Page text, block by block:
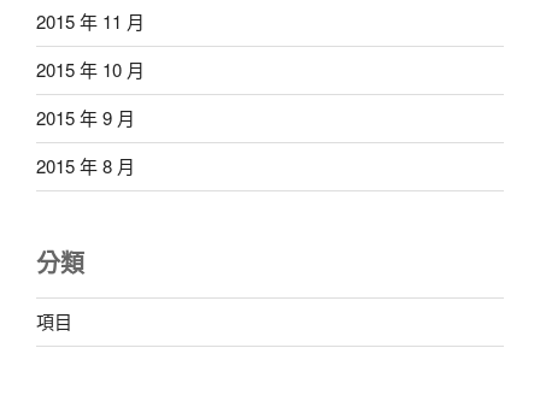
2015 年 11 月
2015 年 10 月
2015 年 9 月
2015 年 8 月
分類
項目